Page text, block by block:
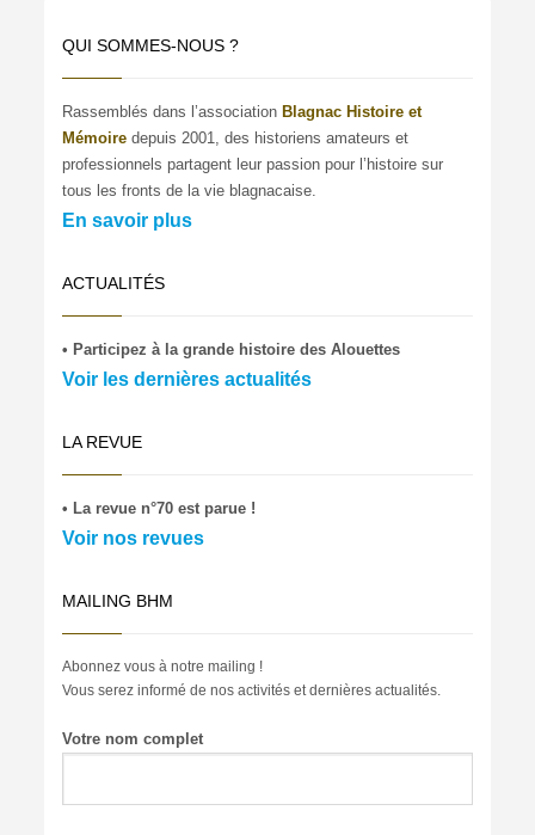
QUI SOMMES-NOUS ?
Rassemblés dans l’associationBlagnac Histoire et
Mémoire depuis 2001, des historiens amateurs et
professionnels partagent leur passion pour l’histoire sur
tous les fronts de la vie blagnacaise.
En savoir plus
ACTUALITÉS
• Participez à la grande histoire des Alouettes
Voir les dernières actualités
LA REVUE
• La revue n°70 est parue !
Voir nos revues
MAILING BHM
Abonnez vous à notre mailing !
Vous serez informé de nos activités et dernières actualités.
Votre nom complet